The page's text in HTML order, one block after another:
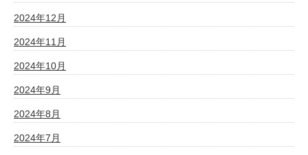
2024年12月
2024年11月
2024年10月
2024年9月
2024年8月
2024年7月